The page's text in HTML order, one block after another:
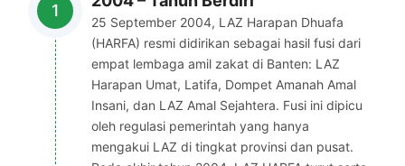
25 September 2004, LAZ Harapan Dhuafa
(HARFA) resmi didirikan sebagai hasil fusi dari
empat lembaga amil zakat di Banten: LAZ
Harapan Umat, Latifa, Dompet Amanah Amal
Insani, dan LAZ Amal Sejahtera. Fusi ini dipicu
oleh regulasi pemerintah yang hanya
mengakui LAZ di tingkat provinsi dan pusat.